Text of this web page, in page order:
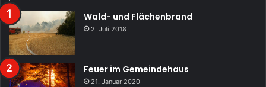
Wald- und Flächenbrand
2. Juli 2018
Feuer im Gemeindehaus
21. Januar 2020